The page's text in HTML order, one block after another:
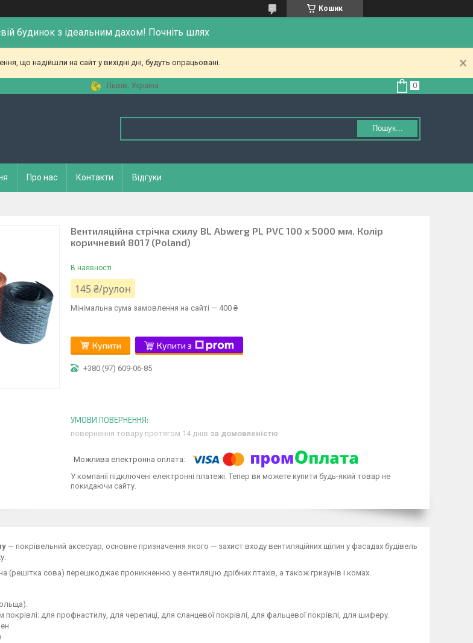
Кошик
будинок з ідеальним дахом! Почніть шлях
що надійшли на сайт у вихідні дні, будуть опрацьовані.
Львів, Україна
Пошук...
Про нас Контакти Відгуки
Вентиляційна стрічка схилу BL Abwerg PL PVC 100 х 5000 мм. Колір
коричневий 8017 (Poland)
В наявності
145 ₴/рулон
Мінімальна сума замовлення на сайті — 400 ₴
Купити Купити з
+380 (97) 609-06-85
повернення товару протягом 14 днів за домовленістю
У компанії підключені електронні платежі. Тепер ви можете купити будь-який товар не
покидаючи сайту.
— покрівельний аксесуар, основне призначення якого — захист входу вентиляційних щілин у фасадах будівель
(решітка сова) перешкоджає проникненню у вентиляцію дрібних птахів, а також гризунів і комах.
для профнастилу, для черепиці, для сланцевої покрівлі, для фальцевої покрівлі, для шиферу.